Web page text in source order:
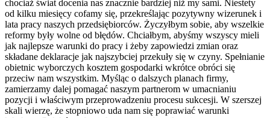
chociaż świat docenia nas znacznie bardziej niż my sami. Niestety
od kilku miesięcy cofamy się, przekreślając pozytywny wizerunek i
lata pracy naszych przedsiębiorców. Życzyłbym sobie, aby wszelkie
reformy były wolne od błędów. Chciałbym, abyśmy wszyscy mieli
jak najlepsze warunki do pracy i żeby zapowiedzi zmian oraz
składane deklaracje jak najszybciej przekuły się w czyny. Spełnianie
obietnic wyborczych kosztem gospodarki wkrótce obróci się
przeciw nam wszystkim. Myśląc o dalszych planach firmy,
zamierzamy dalej pomagać naszym partnerom w umacnianiu
pozycji i właściwym przeprowadzeniu procesu sukcesji. W szerszej
skali wierzę, że stopniowo uda nam się poprawiać warunki